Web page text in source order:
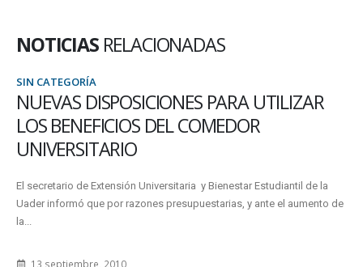
NOTICIAS RELACIONADAS
de la
el aumento de
ENCUESTA DEL PROGRAMA DE
CAPACITACIÓN PERMANENTE
lanzó una encuesta para conocer los intereses de las